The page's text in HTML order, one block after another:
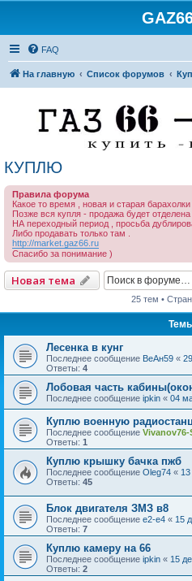
FAQ
На главную Список форумов
КУПЛЮ
Правила форума
Какое то время , новая и старая
Позже вся купля - продажа будет отделена
НА переходный период , просьба
Либо продавать только там .
http://market.gaz66.ru
Спасибо за понимание )
Новая тема
25 тем •
Лесенка в кунг
Последнее сообщение ВеАн59 «
Ответы: 4
Лобовая часть
Последнее сообщение ipkin « 04
Куплю военную
Последнее сообщение Vivanov76-
Ответы: 1
Куплю крышку бачка пжб
Последнее сообщение Oleg74 «
Ответы: 45
Блок двигателя ЗМЗ в8
Последнее сообщение e2-e4 « 15
Ответы: 7
Куплю камеру на 66
Последнее сообщение ipkin « 15
Ответы: 2